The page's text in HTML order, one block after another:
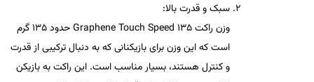
سبک و قدرت بالا:
وزن راکتGraphene Touch Speed 135
حدود 135 گرم
است که این وزن برای بازیکنانی که به دنبال ترکیبی از قدرت
و کنترل هستند، بسیار مناسب است. این راکت به بازیکن